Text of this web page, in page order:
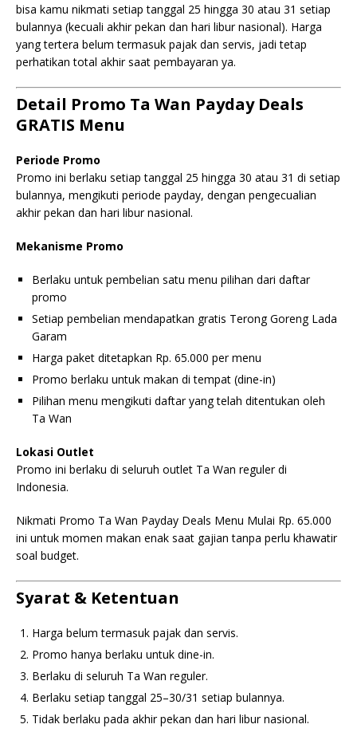
bisa kamu nikmati setiap tanggal 25 hingga 30 atau 31 setiap
bulannya (kecuali akhir pekan dan hari libur nasional). Harga
yang tertera belum termasuk pajak dan servis, jadi tetap
perhatikan total akhir saat pembayaran ya.
Detail Promo Ta Wan Payday Deals
GRATIS Menu
Periode Promo
Promo ini berlaku setiap tanggal 25 hingga 30 atau 31 di setiap
bulannya, mengikuti periode payday, dengan pengecualian
akhir pekan dan hari libur nasional.
Mekanisme Promo
Berlaku untuk pembelian satu menu pilihan dari daftar
promo
Setiap pembelian mendapatkan gratis Terong Goreng Lada
Garam
Harga paket ditetapkan Rp. 65.000 per menu
Promo berlaku untuk makan di tempat (dine-in)
Pilihan menu mengikuti daftar yang telah ditentukan oleh
Ta Wan
Lokasi Outlet
Promo ini berlaku di seluruh outlet Ta Wan reguler di
Indonesia.
Nikmati Promo Ta Wan Payday Deals Menu Mulai Rp. 65.000
ini untuk momen makan enak saat gajian tanpa perlu khawatir
soal budget.
Syarat & Ketentuan
Harga belum termasuk pajak dan servis.
Promo hanya berlaku untuk dine-in.
Berlaku di seluruh Ta Wan reguler.
Berlaku setiap tanggal 25–30/31 setiap bulannya.
Tidak berlaku pada akhir pekan dan hari libur nasional.